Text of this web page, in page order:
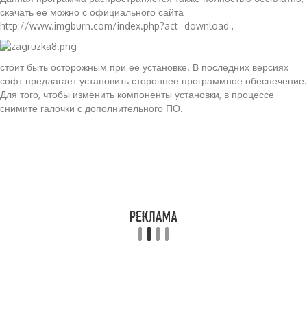
скачать ее можно с официального сайта
http://www.imgburn.com/index.php?act=download ,
стоит быть осторожным при её установке. В последних версиях
софт предлагает установить стороннее программное обеспечение.
Для того, чтобы изменить компоненты установки, в процессе
снимите галочки с дополнительного ПО.